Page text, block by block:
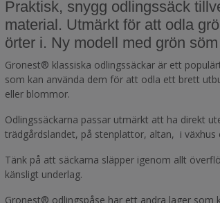
Praktisk, snygg odlingssäck
material. Utmärkt för att odla
örter i. Ny modell med grön
Gronest® klassiska odlingssäckar är ett
som kan använda dem för att odla ett brett
eller blommor.
Odlingssäckarna passar utmärkt att ha direkt
trädgårdslandet, på stenplattor, altan, i växhus
Tänk på att säckarna släpper igenom allt
känsligt underlag.
Gronest® odlingspåse har ett andra lager som